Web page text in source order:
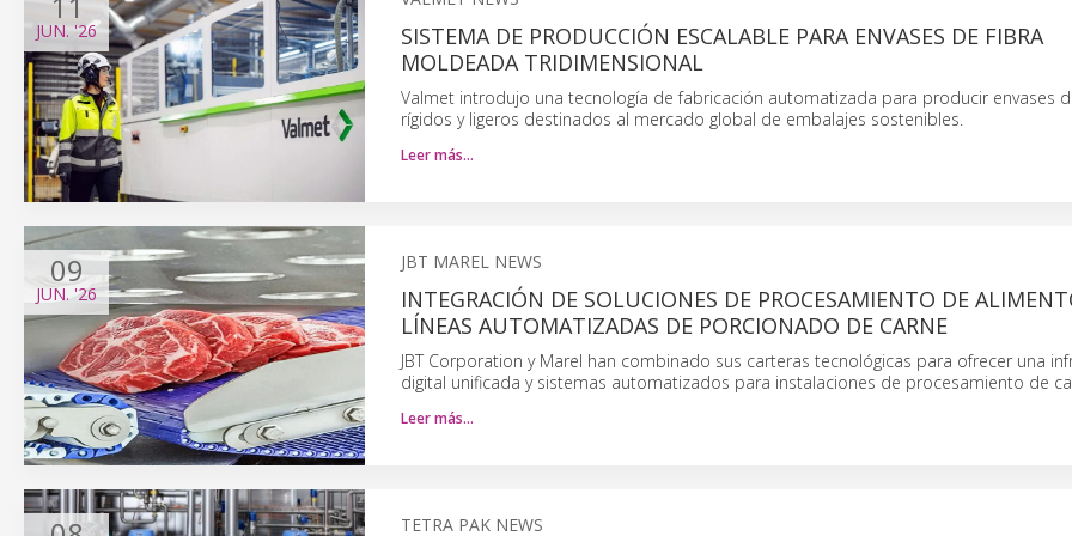
JUN. '26
SISTEMA DE PRODUCCIÓN ESCALABLE PARA ENVASES DE FIBRA
MOLDEADA TRIDIMENSIONAL
Valmet introdujo una tecnología de fabricación automatizada para producir envases
rígidos y ligeros destinados al mercado global de embalajes sostenibles.
Leer más…
09
JUN. '26
JBT MAREL NEWS
INTEGRACIÓN DE SOLUCIONES DE PROCESAMIENTO DE
LÍNEAS AUTOMATIZADAS DE PORCIONADO DE CARNE
JBT Corporation y Marel han combinado sus carteras tecnológicas para ofrecer una
digital unificada y sistemas automatizados para instalaciones de procesamiento de
Leer más…
TETRA PAK NEWS